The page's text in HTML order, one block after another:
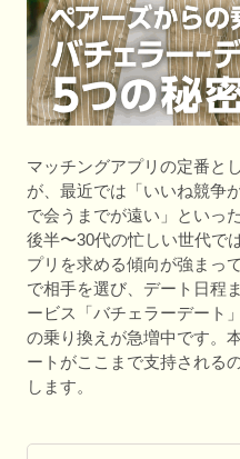
マッチングアプリの定番と
が、最近では「いいね競争
で会うまでが遠い」といっ
後半〜30代の忙しい世代で
プリを求める傾向が強まっ
で相手を選び、デート日程
ービス「バチェラーデート
の乗り換えが急増中です。
ートがここまで支持される
します。